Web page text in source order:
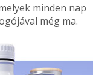
minden nap
még ma.